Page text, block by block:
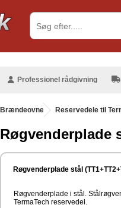
Professionel rådgivning
Brændeovne . Reservedele til
Røgvenderplade
Røgvenderplade stål
Røgvenderplade i stål.
TermaTech reservedel.